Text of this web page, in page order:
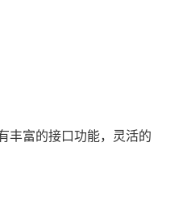
丰富的接口功能，灵活的